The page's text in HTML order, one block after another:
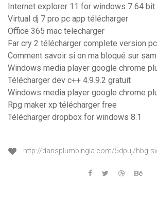
Internet explorer 11 for windows 7 64 bit
Virtual dj 7 pro pc app télécharger
Office 365 mac telecharger
Far cry 2 télécharger complete version pc
Comment savoir si on ma bloqué sur
Windows media player google chrome
Télécharger dev c++ 4.9.9.2 gratuit
Windows media player google chrome
Rpg maker xp télécharger free
Télécharger dropbox for windows 8.1
http://dansplumbingla.com/5dpuj/hbg-